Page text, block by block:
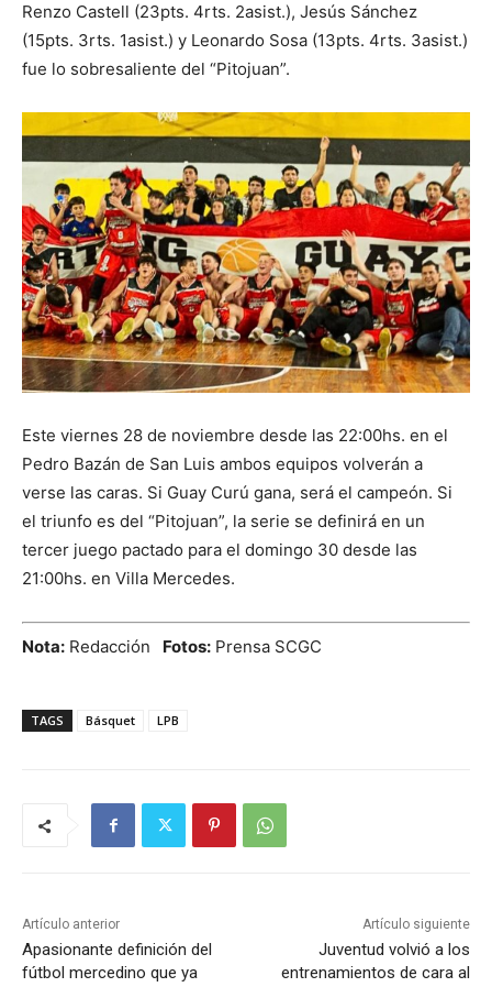
Renzo Castell (23pts. 4rts. 2asist.), Jesús Sánchez
(15pts. 3rts. 1asist.) y Leonardo Sosa (13pts. 4rts. 3asist.)
fue lo sobresaliente del “Pitojuan”.
Este viernes 28 de noviembre desde las 22:00hs. en el
Pedro Bazán de San Luis ambos equipos volverán a
verse las caras. Si Guay Curú gana, será el campeón. Si
el triunfo es del “Pitojuan”, la serie se definirá en un
tercer juego pactado para el domingo 30 desde las
21:00hs. en Villa Mercedes.
Nota: Redacción Fotos: Prensa SCGC
TAGS Básquet LPB
Artículo anterior
Apasionante definición del
fútbol mercedino que ya
Artículo siguiente
Juventud volvió a los
entrenamientos de cara al